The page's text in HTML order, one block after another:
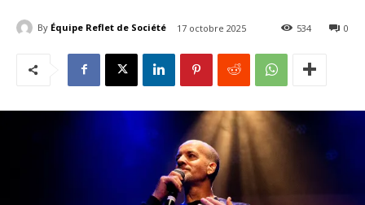
By Équipe Reflet de Société 17 octobre 2025 0
534